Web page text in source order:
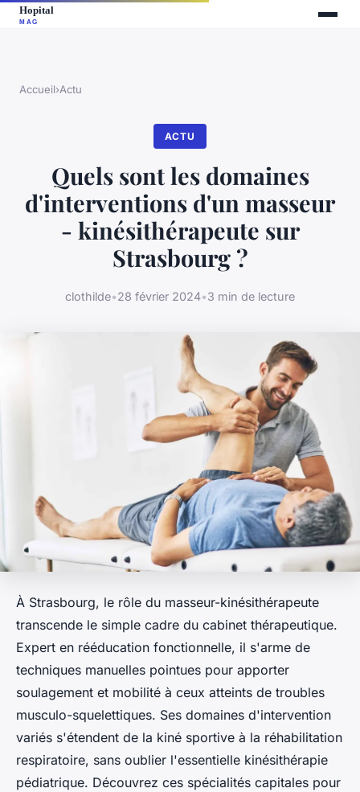
Accueil›Actu
ACTU
Quels sont les domaines
d'interventions d'un masseur
- kinésithérapeute sur
Strasbourg ?
clothilde•28 février 2024•3 min de lecture
À Strasbourg, le rôle du masseur-kinésithérapeute
transcende le simple cadre du cabinet thérapeutique.
Expert en rééducation fonctionnelle, il s'arme de
techniques manuelles pointues pour apporter
soulagement et mobilité à ceux atteints de troubles
musculo-squelettiques. Ses domaines d'intervention
variés s'étendent de la kiné sportive à la réhabilitation
respiratoire, sans oublier l'essentielle kinésithérapie
pédiatrique. Découvrez ces spécialités capitales pour